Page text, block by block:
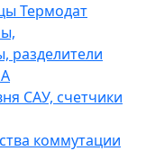
Термодат
разделители
САУ, счетчики
коммутации